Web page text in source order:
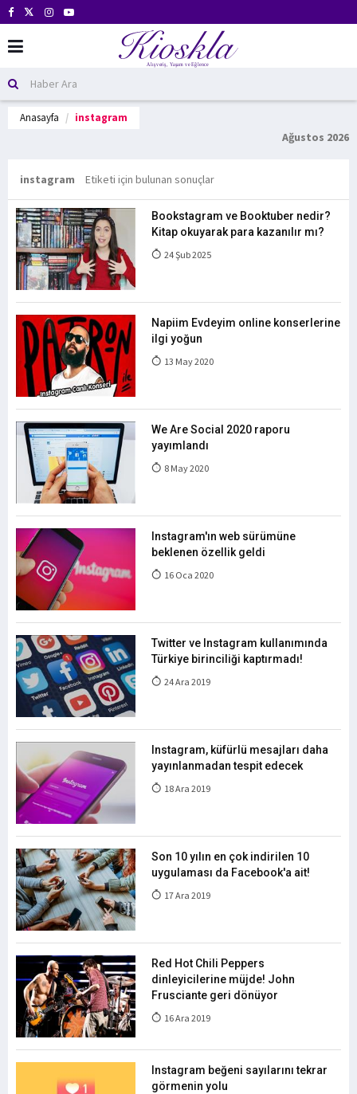
Anasayfa instagram
Ağustos 2026
instagram Etiketi için bulunan sonuçlar
Bookstagram ve Booktuber nedir?
Kitap okuyarak para kazanılır mı?
24 Şub 2025
Napiim Evdeyim online konserlerine
ilgi yoğun
13 May 2020
We Are Social 2020 raporu
yayımlandı
8 May 2020
Instagram'ın web sürümüne
beklenen özellik geldi
16 Oca 2020
Twitter ve Instagram kullanımında
Türkiye birinciliği kaptırmadı!
24 Ara 2019
Instagram, küfürlü mesajları daha
yayınlanmadan tespit edecek
18 Ara 2019
Son 10 yılın en çok indirilen 10
uygulaması da Facebook'a ait!
17 Ara 2019
Red Hot Chili Peppers
dinleyicilerine müjde! John
Frusciante geri dönüyor
16 Ara 2019
Instagram beğeni sayılarını tekrar
görmenin yolu